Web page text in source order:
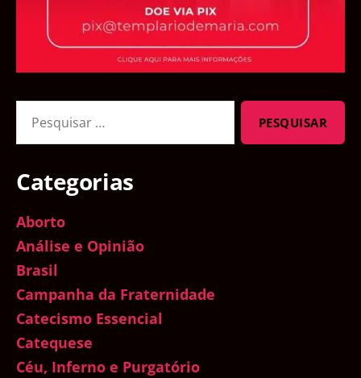
por:
Categorias
Aborto
Análise e Opinião
Brasil
Campanha da Fraternidade
Catecismo Essencial
Catequese
Céu, Inferno e Purgatório